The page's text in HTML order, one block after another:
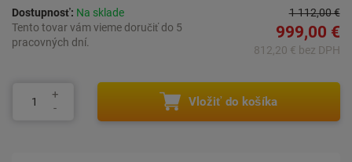
Dostupnosť: Na sklade
Tento tovar vám vieme doručiť do 5
pracovných dní.
1 112,00 €
999,00 €
812,20 € bez DPH
Vložiť do košíka